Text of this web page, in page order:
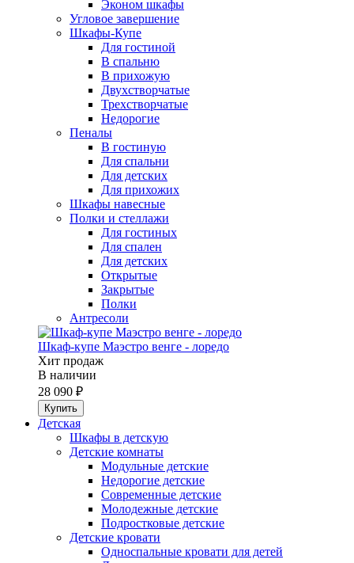
Эконом шкафы
Угловое завершение
Шкафы-Купе
Для гостиной
В спальню
В прихожую
Двухстворчатые
Трехстворчатые
Недорогие
Пеналы
В гостиную
Для спальни
Для детских
Для прихожих
Шкафы навесные
Полки и стеллажи
Для гостиных
Для спален
Для детских
Открытые
Закрытые
Полки
Антресоли
Шкаф-купе Маэстро венге - лоредо
Хит продаж
В наличии
28 090 ₽
Детская
Шкафы в детскую
Детские комнаты
Модульные детские
Недорогие детские
Современные детские
Молодежные детские
Подростковые детские
Детские кровати
Односпальные кровати для детей